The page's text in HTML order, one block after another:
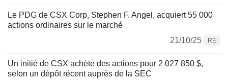
Le PDG de CSX Corp, Stephen F. Angel, acquiert 55 000
actions ordinaires sur le marché
21/10/25
RE
Un initié de CSX achète des actions pour 2 027 850 $,
selon un dépôt récent auprès de la SEC